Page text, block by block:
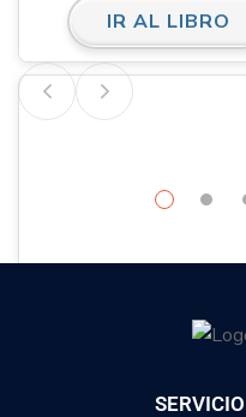
IR AL LIBRO
un misterio. Ebook